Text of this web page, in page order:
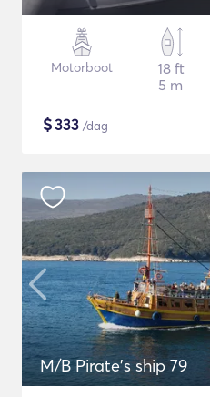
Motorboot
18 ft
5 m
$333 /dag
M/B Pirate's ship 79